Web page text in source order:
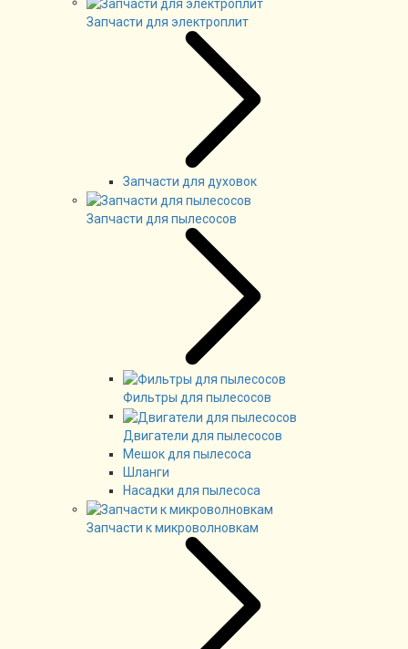
Запчасти для электроплит
Запчасти для духовок
Запчасти для пылесосов
Фильтры для пылесосов
Двигатели для пылесосов
Мешок для пылесоса
Шланги
Насадки для пылесоса
Запчасти к микроволновкам